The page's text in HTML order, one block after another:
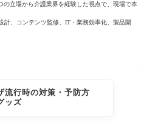
立場から介護業界を経験した視点で、現場で本
計、コンテンツ監修、IT・業務効率化、製品開
流行時の対策・予防方
ッズ